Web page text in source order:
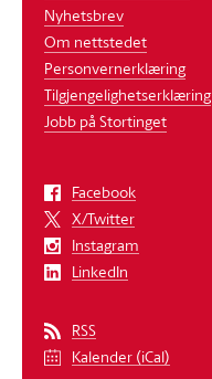
Nyhetsbrev
Om nettstedet
Personvernerklæring
Tilgjengelighetserklæring
Jobb på Stortinget
Facebook
X/Twitter
Instagram
LinkedIn
RSS
Kalender (iCal)